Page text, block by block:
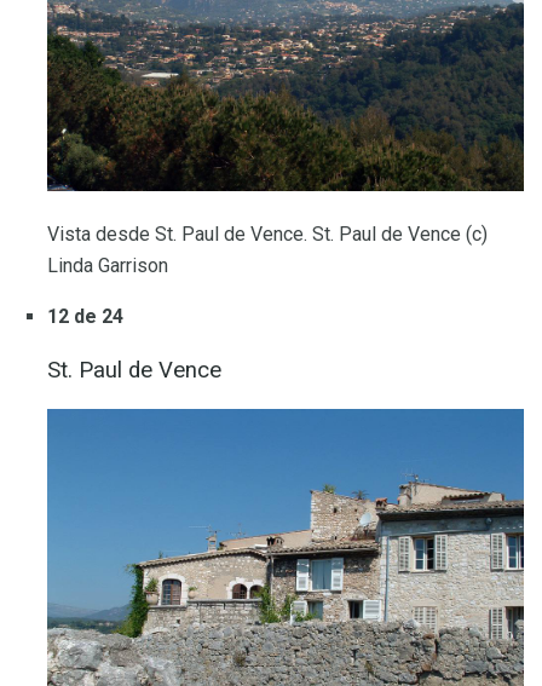
Vista desde St. Paul de Vence. St. Paul de Vence (c)
Linda Garrison
12 de 24
St. Paul de Vence